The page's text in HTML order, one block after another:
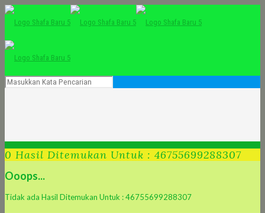
0 Hasil Ditemukan Untuk : 46755699288307
Ooops...
Tidak ada Hasil Ditemukan Untuk : 46755699288307